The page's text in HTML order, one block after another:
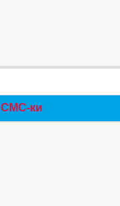
СМС-ки